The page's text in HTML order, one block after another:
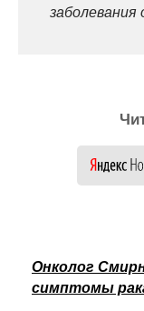
заболевания
Онколог
симптомы